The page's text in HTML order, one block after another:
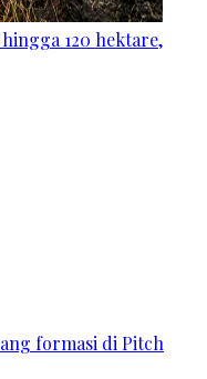
120 hektare,
formasi di Pitch